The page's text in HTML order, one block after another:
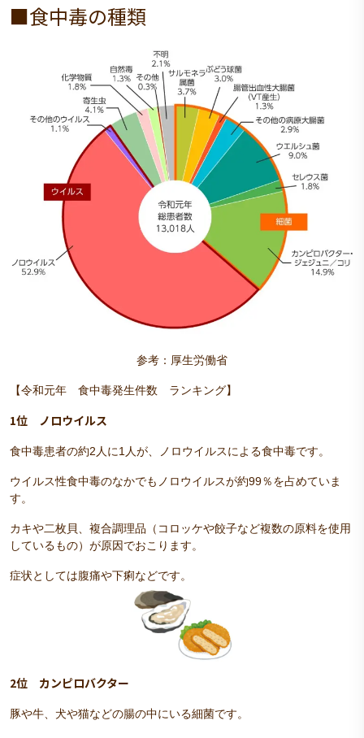
■食中毒の種類
参考：厚生労働省
【令和元年 食中毒発生件数 ランキング】
1位 ノロウイルス
食中毒患者の約2人に1人が、ノロウイルスによる食中毒です。
ウイルス性食中毒のなかでもノロウイルスが約99％を占めていま
す。
カキや二枚貝、複合調理品（コロッケや餃子など複数の原料を使用
しているもの）が原因でおこります。
症状としては腹痛や下痢などです。
2位 カンピロバクター
豚や牛、犬や猫などの腸の中にいる細菌です。